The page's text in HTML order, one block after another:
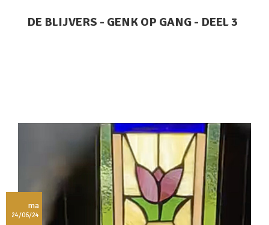
DE BLIJVERS - GENK OP GANG - DEEL 3
ma
24/06/24